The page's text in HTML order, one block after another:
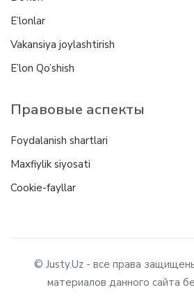
E’lonlar
Vakansiya joylashtirish
E’lon Qo’shish
Правовые аспекты
Foydalanish shartlari
Maxfiylik siyosati
Cookie-fayllar
© Justy.Uz - все права
материалов данного сайта